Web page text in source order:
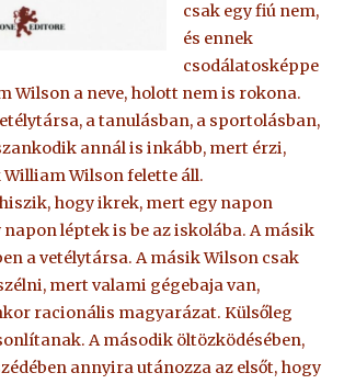
csak egy fiú nem,
és ennek
csodálatosképpe
Wilson a neve, holott nem is rokona.
a tanulásban, a sportolásban,
annál is inkább, mert érzi,
William Wilson felette áll.
hogy ikrek, mert egy napon
napon léptek is be az iskolába. A másik
a vetélytársa. A másik Wilson csak
mert valami gégebaja van,
racionális magyarázat. Külsőleg
A második öltözködésében,
annyira utánozza az elsőt, hogy